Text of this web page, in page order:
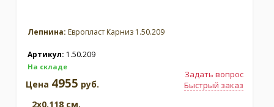
Лепнина: Европласт Карниз 1.50.209
Артикул: 1.50.209
На складе
Задать вопрос
Быстрый заказ
Цена 4955 руб.
2x0.118 см.